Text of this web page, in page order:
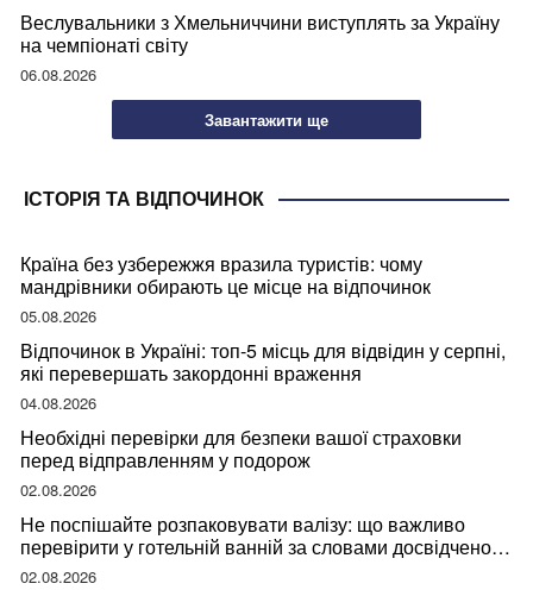
Веслувальники з Хмельниччини виступлять за Україну
на чемпіонаті світу
06.08.2026
Завантажити ще
ІСТОРІЯ ТА ВІДПОЧИНОК
Країна без узбережжя вразила туристів: чому
мандрівники обирають це місце на відпочинок
05.08.2026
Відпочинок в Україні: топ-5 місць для відвідин у серпні,
які перевершать закордонні враження
04.08.2026
Необхідні перевірки для безпеки вашої страховки
перед відправленням у подорож
02.08.2026
Не поспішайте розпаковувати валізу: що важливо
перевірити у готельній ванній за словами досвідченої
мандрівниці
02.08.2026